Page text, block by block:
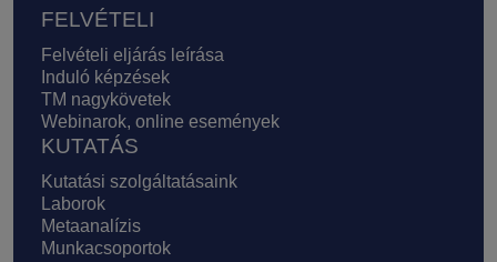
FELVÉTELI
Felvételi eljárás leírása
Induló képzések
TM nagykövetek
Webinarok, online események
KUTATÁS
Kutatási szolgáltatásaink
Laborok
Metaanalízis
Munkacsoportok